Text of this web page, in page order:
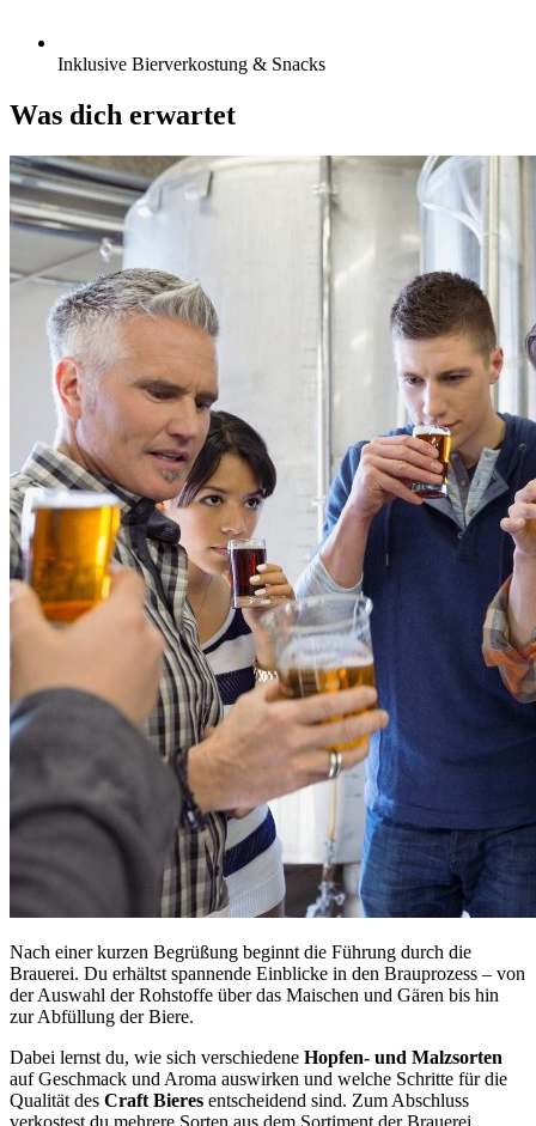
Inklusive Bierverkostung & Snacks
Was dich erwartet
Nach einer kurzen Begrüßung beginnt die Führung durch die
Brauerei. Du erhältst spannende Einblicke in den Brauprozess – von
der Auswahl der Rohstoffe über das Maischen und Gären bis hin
zur Abfüllung der Biere.
Dabei lernst du, wie sich verschiedene Hopfen- und Malzsorten
auf Geschmack und Aroma auswirken und welche Schritte für die
Qualität des Craft Bieres entscheidend sind. Zum Abschluss
verkostest du mehrere Sorten aus dem Sortiment der Brauerei.